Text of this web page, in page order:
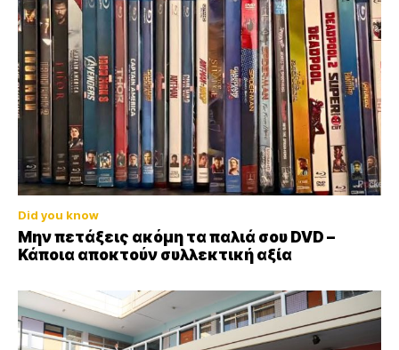
Did you know
Μην πετάξεις ακόμη τα παλιά σου DVD –
Κάποια αποκτούν συλλεκτική αξία